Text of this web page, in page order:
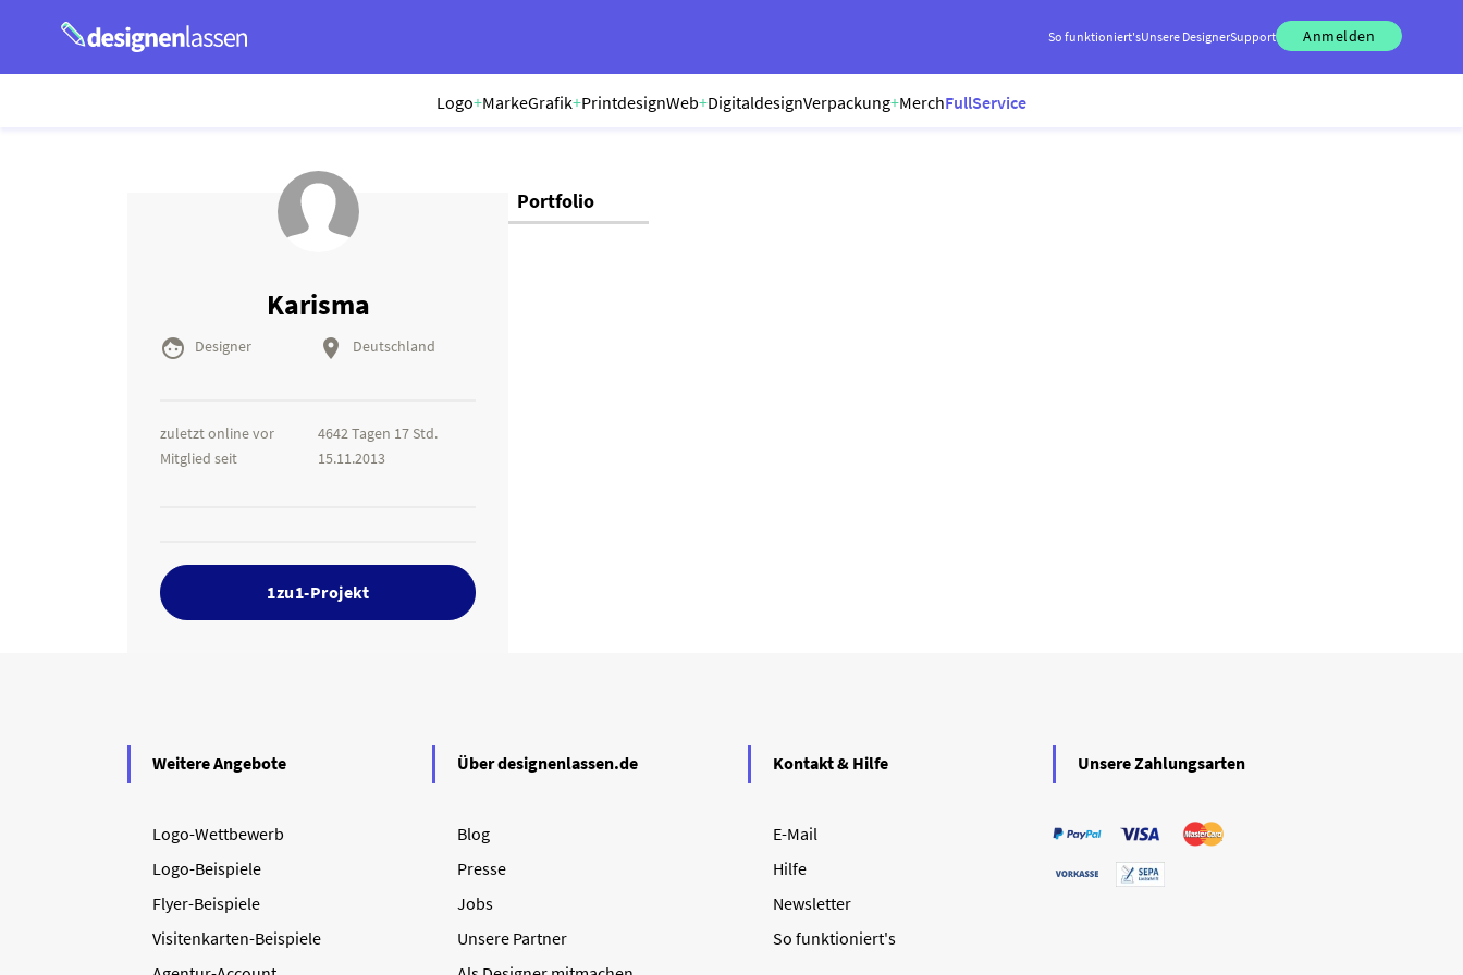
So funktioniert'sUnsere DesignerSupport Anmelden
Logo+MarkeGrafik+PrintdesignWeb+DigitaldesignVerpackung+MerchFullService
Karisma
 Designer  Deutschland
zuletzt online vor
4642 Tagen 17 Std.
Mitglied seit
15.11.2013
1zu1-Projekt
Portfolio
Weitere Angebote
Logo-Wettbewerb
Logo-Beispiele
Flyer-Beispiele
Visitenkarten-Beispiele
Über designenlassen.de
Blog
Presse
Jobs
Unsere Partner
Kontakt & Hilfe
E-Mail
Hilfe
Newsletter
So funktioniert's
Unsere Zahlungsarten